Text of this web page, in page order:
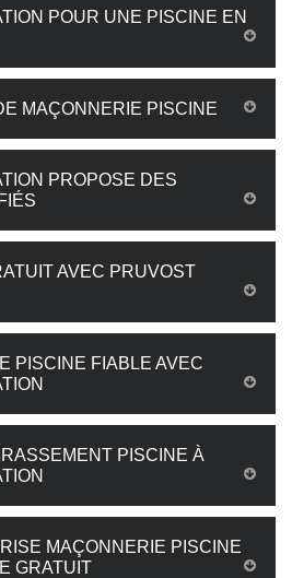
POUR UNE PISCINE EN
MAÇONNERIE PISCINE
PROPOSE DES
AVEC PRUVOST
PISCINE FIABLE AVEC
PISCINE À
MAÇONNERIE PISCINE
GRATUIT